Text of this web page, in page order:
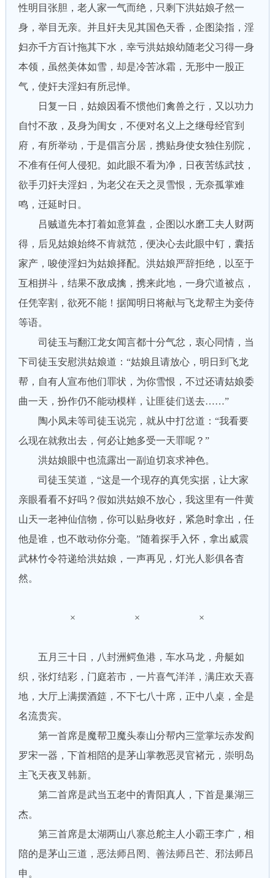
性明目张胆，老人家一气而绝，只剩下洪姑娘孑然一
身，举目无亲。并且奸夫见其国色天香，企图染指，淫
妇亦千方百计拖其下水，幸亏洪姑娘幼随老父习得一身
本领，虽然美体如雪，却是冷苦冰霜，无形中一股正
气，使奸夫淫妇有所忌惮。
日复一日，姑娘因看不惯他们禽兽之行，又以功力
自忖不敌，及身为闺女，不便对名义上之继母经官到
府，有所举动，于是倡言分居，携贴身使女独住别院，
不准有任何人侵犯。如此眼不看为净，日夜苦练武技，
欲手刃奸夫淫妇，为老父在天之灵雪恨，无奈孤掌难
鸣，迁延时日。
吕贼道先本打着如意算盘，企图以水磨工夫人财两
得，后见姑娘始终不肯就范，便决心去此眼中钉，囊括
家产，唆使淫妇为姑娘择配。洪姑娘严辞拒绝，以至于
互相拼斗，结果不敌成擒，携来此地，一身穴道被点，
任凭宰割，欲死不能！据闻明日将献与飞龙帮主为妾侍
等语。
司徒玉与翻江龙女闻言都十分气忿，衷心同情，当
下司徒玉安慰洪姑娘道：“姑娘且请放心，明日到飞龙
帮，自有人宣布他们罪状，为你雪恨，不过还请姑娘委
曲一天，扮作仍不能动模样，让匪徒们送去……”
陶小凤未等司徒玉说完，就从中打岔道：“我看要
么现在就救出去，何必让她多受一天罪呢？”
洪姑娘眼中也流露出一副迫切哀求神色。
司徒玉笑道，“这是一个现存的真凭实据，让大家
亲眼看看不好吗？假如洪姑娘不放心，我这里有一件黄
山天一老神仙信物，你可以贴身收好，紧急时拿出，任
他是谁，也不敢动你分毫。”随着探手入怀，拿出威震
武林竹令符递给洪姑娘，一声再见，灯光人影俱各杳
然。
× × ×
五月三十日，八封洲鳄鱼港，车水马龙，舟艇如
织，张灯结彩，门庭若市，一片喜气洋洋，满庄欢天喜
地，大厅上满摆酒筵，不下七八十席，正中八桌，全是
名流贵宾。
第一首席是魔帮卫魔头泰山分帮内三堂掌坛赤发阎
罗宋一器，下首相陪的是茅山掌教恶灵官褚元，崇明岛
主飞天夜叉韩新。
第二首席是武当五老中的青阳真人，下首是巢湖三
杰。
第三首席是太湖两山八寨总舵主人小霸王李广，相
陪的是茅山三道，恶法师吕罔、善法师吕芒、邪法师吕
申。